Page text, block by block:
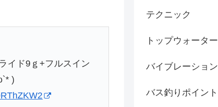
イド9ｇ+フルスイン
)
テクニック
トップウォーター
バイブレーション
バス釣りポイント